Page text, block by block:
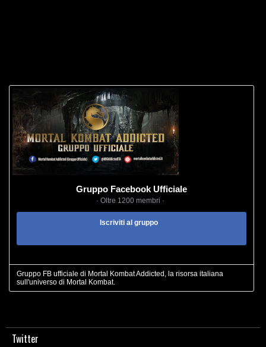
Gruppo Facebook Ufficiale
· Oltre 1200 membri ·
Iscriviti al gruppo
Gruppo FB ufficiale di Mortal Kombat Addicted, la risorsa italiana
sull'universo di Mortal Kombat.
Twitter